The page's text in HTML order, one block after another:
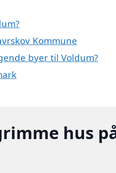
Kommune
byer til Voldum?
hus